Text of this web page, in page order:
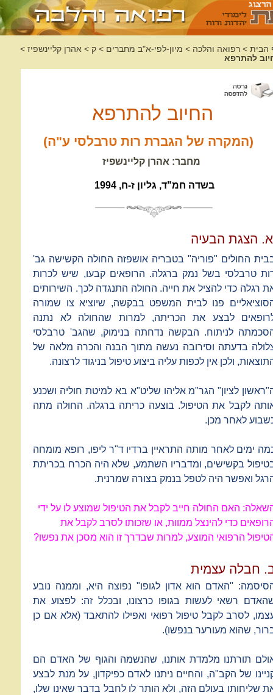
הבית > רפואה והלכה > מיון-לפי-א"ב מחברים > ק > אהרן קליינשפיז >
להתרפא
החיוב להתרפא
(המקרה של הגברת רות טרבלסי ע"ה)
מחבר: אהרן קליינשפיז
בשדה חמ"ד, גליון ז-ח, 1994
א. הצגת הבעיה
החולים "פוריה" בטבריה אושפזה החולה הקשישה גב'
טרבלסי בשל נמק ברגלה. הרופאים קבעו, שיש לכרות
רגלה כדי להציל את חייה. החולה התנגדה לכך. השירותים
פנו לבית המשפט בבקשה, שיוציא צו שמורה
לבצע את הכריתה, למרות שהחולה לא נתנה
לניתוח. הבקשה נדחתה בנימוק, שהגב' טרבלסי
בדעתה וסירובה נעשה מתוך הבנה והכרה מלאה של
ולכן אין לכפות עליה ביצוע טיפול בניגוד לרצונה.
לציון" הגר"מ אליהו שליט"א בא למיטת חוליה ושכנע
לקבל את הטיפול. בוצעה כריתה ברגלה. החולה מתה
לאחר מכן.
ימים לאחר מותה התראיין ברדיו ד"ר ליפו, רופא מומחה
בקשישים, ומדבריו השתמע, שלא היה הכרח בכריתת
ואפשר היה לטפל בנמק בצורה שמרנית.
האם החולה חייב לקבל את הטיפול שמוצע לו על ידי
כדי להינצל ממוות, או שזכותו לסרב לקבל את
הרפואי המוצע, למרות שבדרך זו הוא מסכן את נפשו?
חבלה עצמית
"האדם הוא אדון לגופו" נפוצה היא, וממנה נובע
רשאי לעשות בגופו כרצונו, ובכלל זה: לפצוע את
לסרב לקבל טיפול רפואי ואפילו להתאבד (אלא אם כן
שהוא מעורער בנפשו).
תורתנו מלמדת אותנו, שהנשמה והגוף של האדם הם
של הקב"ה, והחיים ניתנו לאדם כפיקדון, על מנת לבצע
שליחותו בעולם הזה, ולא הותר לו לחבל בדבר שאינו שלו,